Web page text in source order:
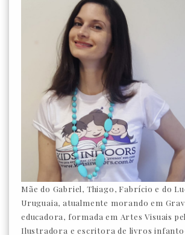
Mãe do Gabriel, Thiago, Fabrício e do
Uruguaia, atualmente morando em
educadora, formada em Artes Visuais
Ilustradora e escritora de livros